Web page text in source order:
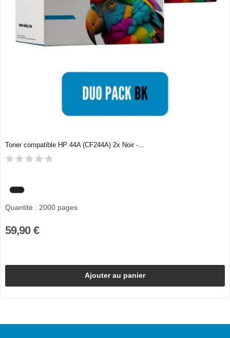
Toner compatible HP 44A (CF244A) 2x Noir -...
Quantité : 2000 pages
59,90 €
Ajouter au panier